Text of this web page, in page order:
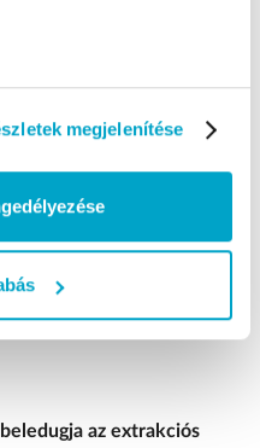
megjelenítése
az extrakciós